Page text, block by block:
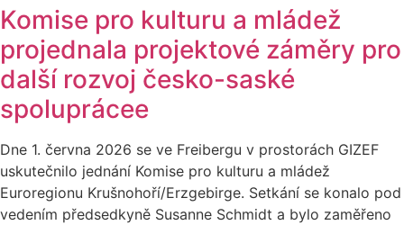
Komise pro kulturu a mládež
projednala projektové záměry pro
další rozvoj česko-saské
spoluprácee
Dne 1. června 2026 se ve Freibergu v prostorách GIZEF
uskutečnilo jednání Komise pro kulturu a mládež
Euroregionu Krušnohoří/Erzgebirge. Setkání se konalo pod
vedením předsedkyně Susanne Schmidt a bylo zaměřeno